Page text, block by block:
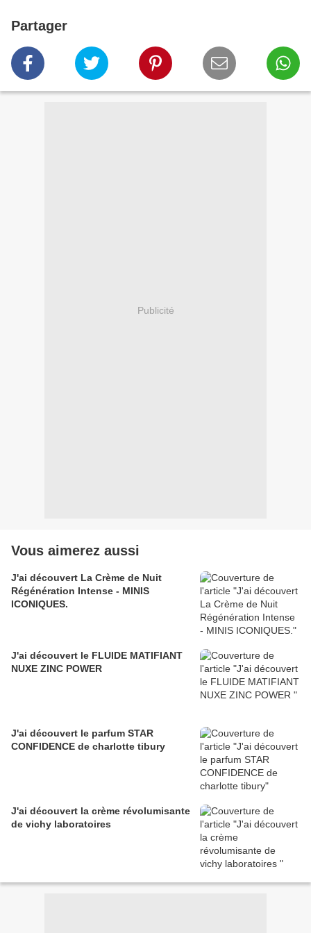
Partager
Publicité
Vous aimerez aussi
J'ai découvert La Crème de Nuit
Régénération Intense - MINIS
ICONIQUES.
J'ai découvert le FLUIDE MATIFIANT
NUXE ZINC POWER
J'ai découvert le parfum STAR
CONFIDENCE de charlotte tibury
J'ai découvert la crème révolumisante
de vichy laboratoires